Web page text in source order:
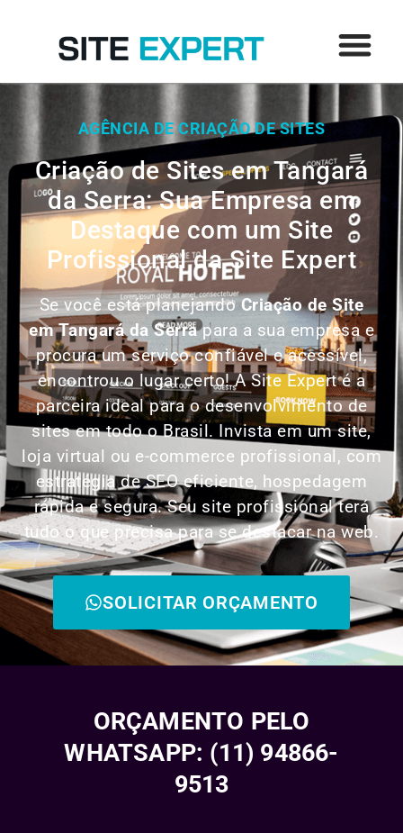
AGÊNCIA DE CRIAÇÃO DE SITES
Criação de Sites em Tangará
da Serra: Sua Empresa em
Destaque com um Site
Profissional da Site Expert
Se você está planejandoCriação de Site
emTangará da Serrapara a sua empresa e
procura um serviço confiável e acessível,
encontrou o lugar certo! A Site Expert é a
parceira ideal para o desenvolvimento de
sites em todo o Brasil. Invista em um site,
loja virtual ou e-commerce profissional, com
estratégia de SEO eficiente, hospedagem
rápida e segura. Seu site profissional terá
tudo o que precisa para se destacar na web.
SOLICITAR ORÇAMENTO
ORÇAMENTO PELO
WHATSAPP: (11) 94866-
9513